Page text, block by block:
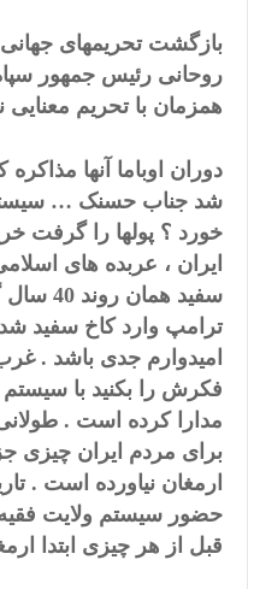
بازگشت تحریمهای
روحانی رئیس جمهور
همزمان با تحریم معنایی
دوران اوباما آنها
شد جناب حسنک …
خورد ؟ پولها را گرفت
ایران ، عربده های
سفید
ترامپ وارد کاخ سفید
امیدوارم جدی باشد .
فکرش را بکنید با
مدارا کرده است .
برای مردم ایران چیزی
ارمغان نیاورده است .
حضور سیستم ولایت
قبل از هر چیزی ابتدا